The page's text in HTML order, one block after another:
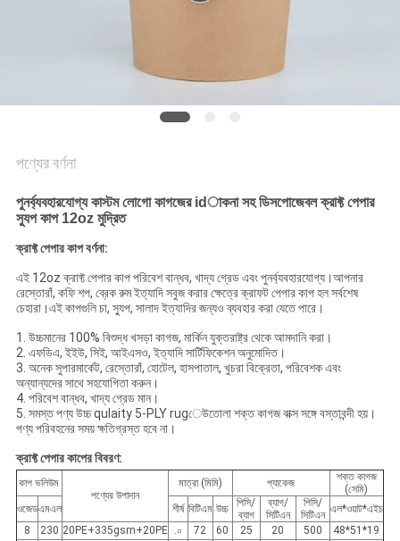
পণ্যের বর্ণনা
পুনর্ব্যবহারযোগ্য কাস্টম লোগো কাগজের idাকনা সহ ডিসপোজেবল ক্রাফ্ট পেপার
স্যুপ কাপ 12oz মুদ্রিত
ক্রাফ্ট পেপার কাপ বর্ণনা:
এই 12oz ক্রাফ্ট পেপার কাপ পরিবেশ বান্ধব, খাদ্য গ্রেড এবং পুনর্ব্যবহারযোগ্য।আপনার
রেস্তোরাঁ, কফি শপ, ব্রেক রুম ইত্যাদি সবুজ করার ক্ষেত্রে ক্রাফট পেপার কাপ হল সর্বশেষ
চেহারা।এই কাপগুলি চা, স্যুপ, সালাদ ইত্যাদির জন্যও ব্যবহার করা যেতে পারে।
1. উচ্চমানের 100% বিশুদ্ধ খসড়া কাগজ, মার্কিন যুক্তরাষ্ট্র থেকে আমদানি করা।
2. এফডিএ, ইইউ, সিই, আইএসও, ইত্যাদি সার্টিফিকেশন অনুমোদিত।
3. অনেক সুপারমার্কেট, রেস্তোরাঁ, হোটেল, হাসপাতাল, খুচরা বিক্রেতা, পরিবেশক এবং
অন্যান্যদের সাথে সহযোগিতা করুন।
4. পরিবেশ বান্ধব, খাদ্য গ্রেড মান।
5. সমস্ত পণ্য উচ্চ qulaity 5-PLY rugেউতোলা শক্ত কাগজ বাক্স সঙ্গে বস্তাবন্দী হয়।
পণ্য পরিবহনের সময় ক্ষতিগ্রস্ত হবে না।
ক্রাফ্ট পেপার কাপের বিবরণ:
কাপ ভলিউম
পণ্যের উপাদান
মাত্রা (মিমি) প্যাকেজ
শক্ত কাগজ
(সেমি)
ওজেডএমএল শীর্ষ বিটিএম উচ্চ
পিসি/
ব্যাগ
ব্যাগ/
সিটিএন
পিসি/
সিটিএন এল*ওয়াট*এইচ
8
230 20PE+335gsm+20PE .০ 72 60 25 20 500
48*51*19